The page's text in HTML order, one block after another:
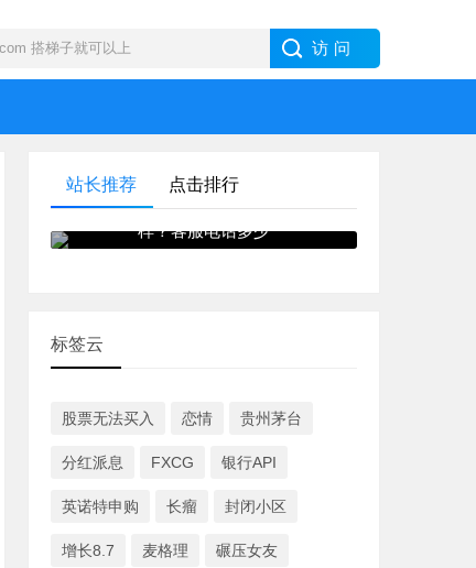
站长推荐
点击排行
IB · 盈透证券外汇交易商怎么
样？客服电话多少
标签云
股票无法买入 恋情 贵州茅台
分红派息 FXCG 银行API
英诺特申购 长瘤 封闭小区
增长8.7 麦格理 碾压女友